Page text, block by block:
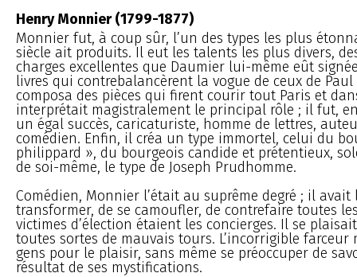
Henry Monnier (1799-1877)
Monnier fut, à coup sûr, l’un des types les plus
siècle ait produits. Il eut les talents les plus divers,
charges excellentes que Daumier lui-même eût
livres qui contrebalancèrent la vogue de ceux de Paul
composa des pièces qui firent courir tout Paris et
interprétait magistralement le principal rôle ; il fut,
un égal succès, caricaturiste, homme de lettres,
comédien. Enfin, il créa un type immortel, celui du
philippard », du bourgeois candide et prétentieux,
de soi-même, le type de Joseph Prudhomme.
Comédien, Monnier l’était au suprême degré ; il avait
transformer, de se camoufler, de contrefaire toutes
victimes d’élection étaient les concierges. Il se
toutes sortes de mauvais tours. L’incorrigible farceur
gens pour le plaisir, sans même se préoccuper de
résultat de ses mystifications.